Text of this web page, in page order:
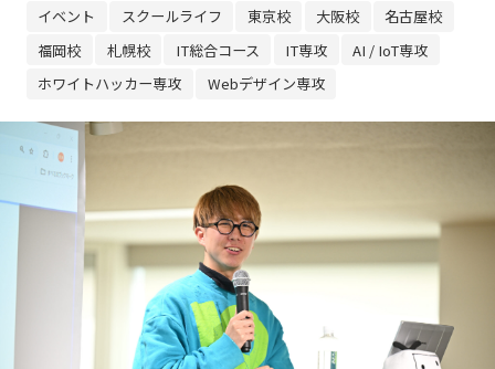
イベント スクールライフ 東京校 大阪校
名古屋校
福岡校
札幌校 IT総合コース IT専攻
AI / IoT専攻
ホワイトハッカー専攻
Webデザイン専攻